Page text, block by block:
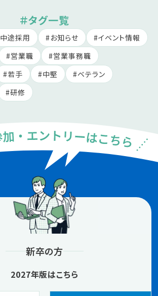
＃タグ一覧
中途採用 お知らせ
イベント情報
営業職
営業事務職
若手 中堅
ベテラン
研修
新卒の方
2027年版はこちら